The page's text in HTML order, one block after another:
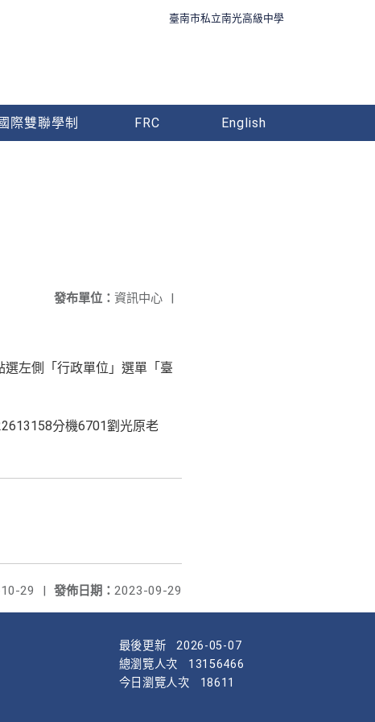
臺南市私立南光高級中學
際雙聯學制 FRC English
發布單位： 資訊中心 |
左側「行政單位」選單「臺
分機6701劉光原老
發佈日期： 2023-09-29
29 |
最後更新
2026-05-07
總瀏覽人次
13156466
今日瀏覽人次
18611